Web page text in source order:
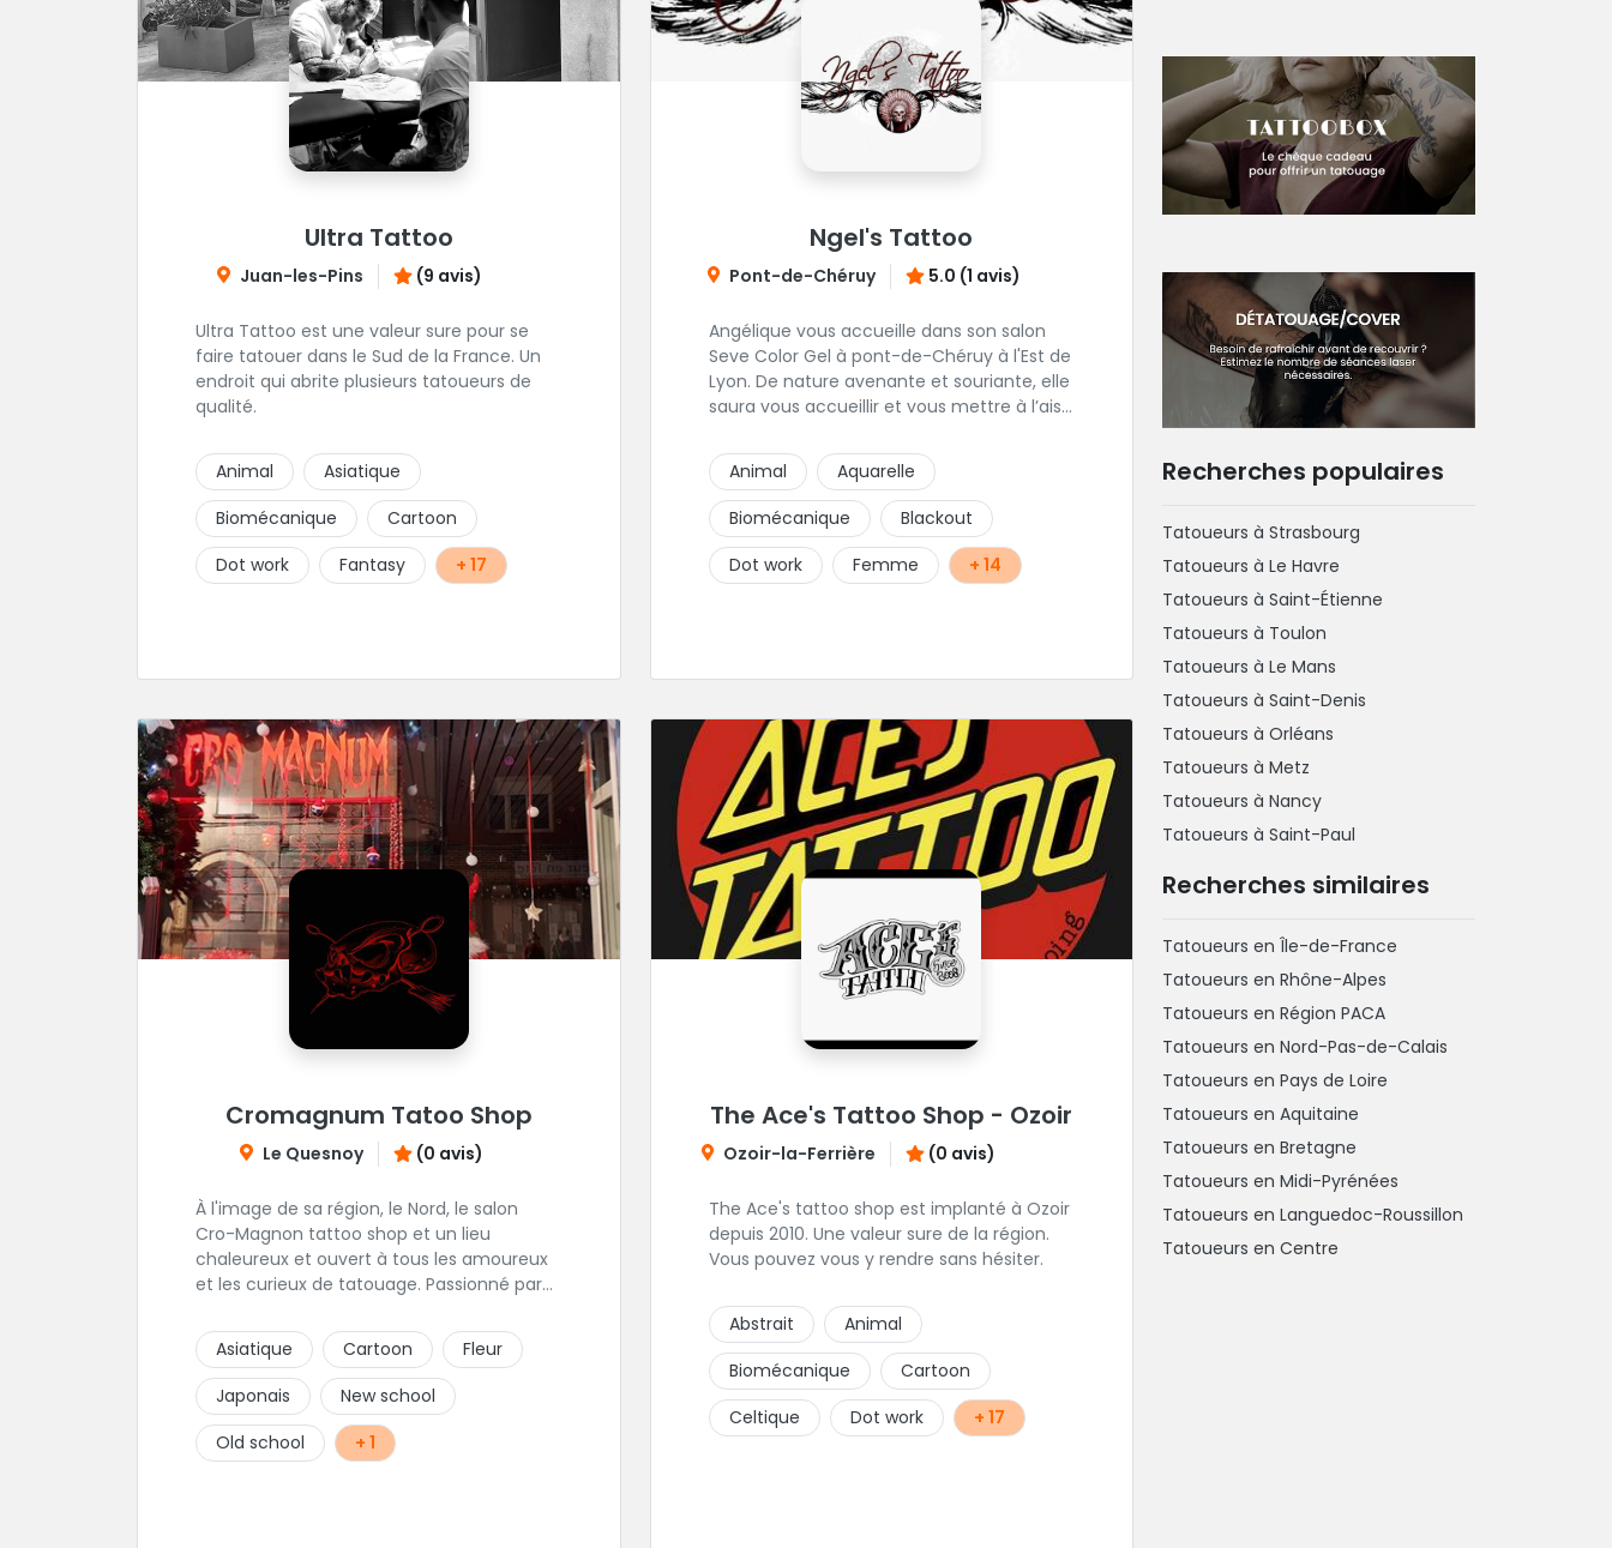
Ultra Tattoo
Juan-les-Pins (9 avis)
Ultra Tattoo est une valeur sure pour se
faire tatouer dans le Sud de la France. Un
endroit qui abrite plusieurs tatoueurs de
qualité.
Animal
Asiatique
Biomécanique
Cartoon
Dot work
Fantasy + 17
Ngel's Tattoo
Pont-de-Chéruy 5.0 (1 avis)
Angélique vous accueille dans son salon
Seve Color Gel à pont-de-Chéruy à l'Est de
Lyon. De nature avenante et souriante, elle
saura vous accueillir et vous mettre à l’aise
très fin lui permet de réaliser tous types de
tatouages allant des calligraphies, motifs
floraux au réalisme.
Animal
Aquarelle
Biomécanique
Blackout
Dot work
Femme + 14
Cromagnum Tatoo Shop
Le Quesnoy (0 avis)
À l'image de sa région, le Nord, le salon
Cro-Magnon tattoo shop et un lieu
chaleureux et ouvert à tous les amoureux
et les curieux de tatouage. Passionné par
artistiques à votre service.
Asiatique Cartoon
Fleur
Japonais
New school
Old school
+ 1
The Ace's Tattoo Shop - Ozoir
Ozoir-la-Ferrière (0 avis)
The Ace's tattoo shop est implanté à Ozoir
depuis 2010. Une valeur sure de la région.
Vous pouvez vous y rendre sans hésiter.
Abstrait
Animal
Biomécanique
Cartoon
Celtique
Dot work + 17
Recherches populaires
Tatoueurs à Strasbourg
Tatoueurs à Le Havre
Tatoueurs à Saint-Étienne
Tatoueurs à Toulon
Tatoueurs à Le Mans
Tatoueurs à Saint-Denis
Tatoueurs à Orléans
Tatoueurs à Metz
Tatoueurs à Nancy
Tatoueurs à Saint-Paul
Recherches similaires
Tatoueurs en Île-de-France
Tatoueurs en Rhône-Alpes
Tatoueurs en Région PACA
Tatoueurs en Nord-Pas-de-Calais
Tatoueurs en Pays de Loire
Tatoueurs en Aquitaine
Tatoueurs en Bretagne
Tatoueurs en Midi-Pyrénées
Tatoueurs en Languedoc-Roussillon
Tatoueurs en Centre